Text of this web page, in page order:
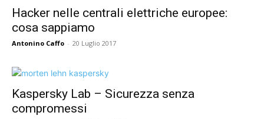
Hacker nelle centrali elettriche europee:
cosa sappiamo
Antonino Caffo - 20 Luglio 2017
Kaspersky Lab – Sicurezza senza
compromessi